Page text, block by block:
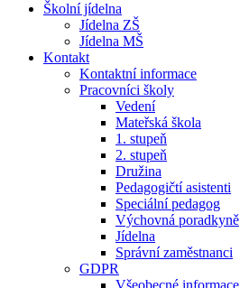
Školní jídelna
Jídelna ZŠ
Jídelna MŠ
Kontakt
Kontaktní informace
Pracovníci školy
Vedení
Mateřská škola
1. stupeň
2. stupeň
Družina
Pedagogičtí asistenti
Speciální pedagog
Výchovná poradkyně
Jídelna
Správní zaměstnanci
GDPR
Všeobecné informace